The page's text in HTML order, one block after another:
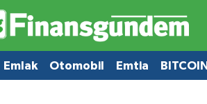
Emlak Otomobil Emtia BITCOIN